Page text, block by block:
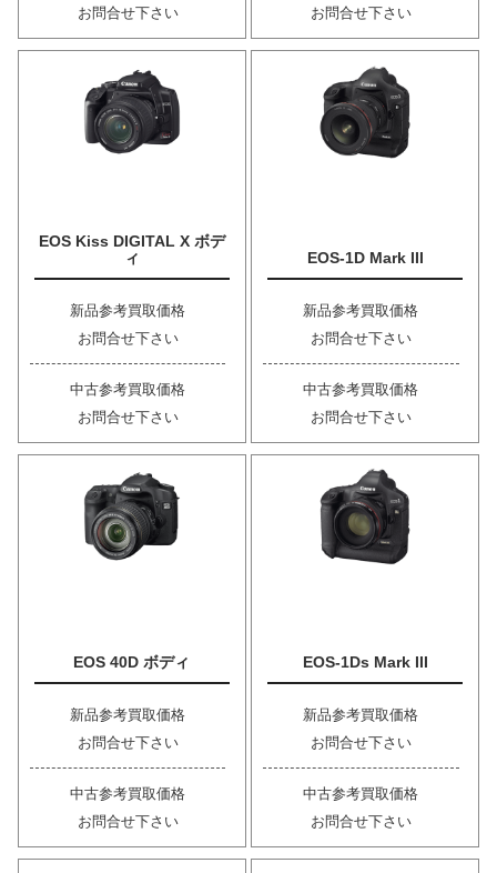
お問合せ下さい
お問合せ下さい
EOS Kiss DIGITAL X ボデ
ィ
新品参考買取価格
お問合せ下さい
中古参考買取価格
お問合せ下さい
EOS-1D Mark III
新品参考買取価格
お問合せ下さい
中古参考買取価格
お問合せ下さい
EOS 40D ボディ
新品参考買取価格
お問合せ下さい
中古参考買取価格
お問合せ下さい
EOS-1Ds Mark III
新品参考買取価格
お問合せ下さい
中古参考買取価格
お問合せ下さい